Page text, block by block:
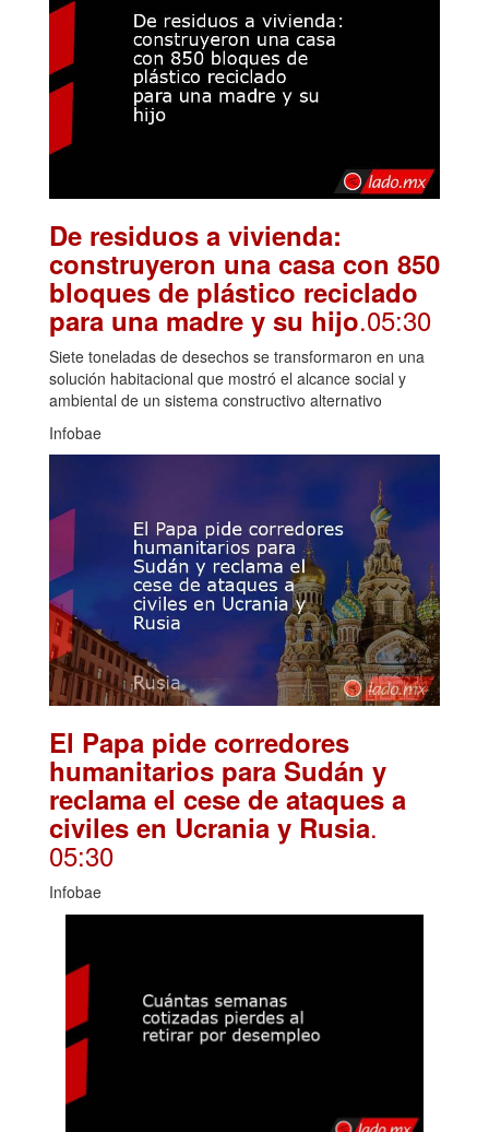
De residuos a vivienda:
construyeron una casa con 850
bloques de plástico reciclado
para una madre y su hijo.05:30
Siete toneladas de desechos se transformaron en una
solución habitacional que mostró el alcance social y
ambiental de un sistema constructivo alternativo
Infobae
El Papa pide corredores
humanitarios para Sudán y
reclama el cese de ataques a
civiles en Ucrania y Rusia.
05:30
Infobae